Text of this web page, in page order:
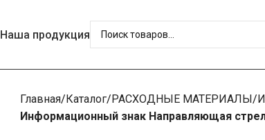
Наша продукция
Главная Каталог РАСХОДНЫЕ МАТЕРИАЛЫ
Информационный знак Направляющая